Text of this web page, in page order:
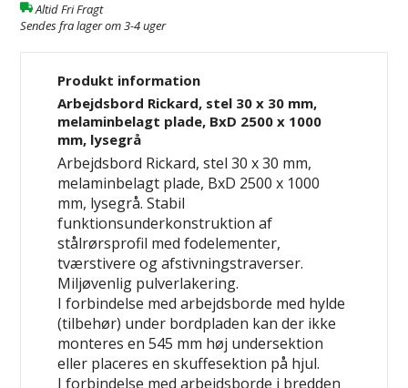
Altid Fri Fragt
Sendes fra lager om 3-4 uger
Produkt information
Arbejdsbord Rickard, stel 30 x 30 mm,
melaminbelagt plade, BxD 2500 x 1000
mm, lysegrå
Arbejdsbord Rickard, stel 30 x 30 mm,
melaminbelagt plade, BxD 2500 x 1000
mm, lysegrå. Stabil
funktionsunderkonstruktion af
stålrørsprofil med fodelementer,
tværstivere og afstivningstraverser.
Miljøvenlig pulverlakering.
I forbindelse med arbejdsborde med hylde
(tilbehør) under bordpladen kan der ikke
monteres en 545 mm høj undersektion
eller placeres en skuffesektion på hjul.
I forbindelse med arbejdsborde i bredden